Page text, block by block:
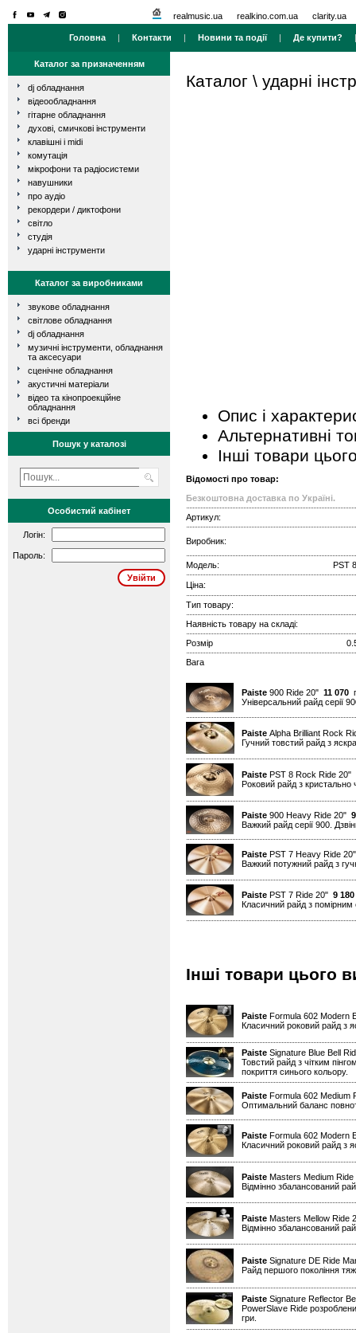
realmusic.ua realkino.com.ua clarity.ua
Головна | Контакти | Новини та події| Де купити?
Каталог за призначенням
dj обладнання
відеообладнання
гітарне обладнання
духові, смичкові інструменти
клавішні і midi
комутація
мікрофони та радіосистеми
навушники
про аудіо
рекордери / диктофони
світло
студія
ударні інструменти
Каталог за виробниками
звукове обладнання
світлове обладнання
dj обладнання
музичні інструменти, обладнання
та аксесуари
сценічне обладнання
акустичні матеріали
відео та кінопроекційне
обладнання
всі бренди
Пошук у каталозі
Особистий кабінет
Логін:
Пароль:
Каталог \ ударні
Опис і
Альтернативні
Інші товари
Відомості про товар:
Безкоштовна доставка по Україні.
Артикул:
Виробник:
Модель: PST
Ціна:
Тип товару:
Наявність товару на складі:
Розмір
Вага
Paiste 900 Ride 20" 11 070
Універсальний райд серії
Paiste Alpha Brilliant Rock
Гучний товстий райд з
Paiste PST 8 Rock Ride 20"
Роковий райд з
Paiste 900 Heavy Ride 20"
Важкий райд серії 900.
Paiste PST 7 Heavy Ride
Важкий потужний райд з
Paiste PST 7 Ride 20" 9 180
Класичний райд з
Інші товари цього
Paiste Formula 602 Modern
Класичний роковий райд з
Paiste Signature Blue Bell
Товстий райд з чітким
покриття синього кольору.
Paiste Formula 602 Medium
Оптимальний баланс
Paiste Formula 602 Modern
Класичний роковий райд з
Paiste Masters Medium
Відмінно збалансований
Paiste Masters Mellow Ride
Відмінно збалансований
Paiste Signature DE Ride
Райд першого покоління
Paiste Signature Reflector
PowerSlave Ride
гри.